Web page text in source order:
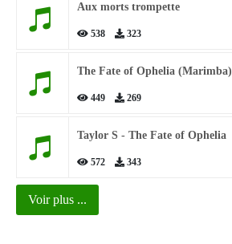
Aux morts trompette
538 323
The Fate of Ophelia (Marimba)
449 269
Taylor S - The Fate of Ophelia
572 343
Voir plus ...